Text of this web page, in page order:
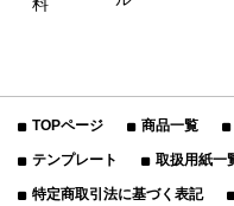
料
TOPページ 商品一覧
テンプレート 取扱用紙一
特定商取引法に基づく表記